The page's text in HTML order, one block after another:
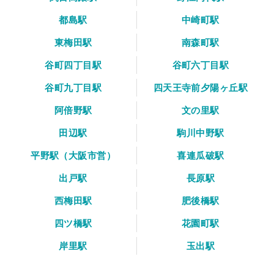
都島駅
中崎町駅
東梅田駅
南森町駅
谷町四丁目駅
谷町六丁目駅
谷町九丁目駅
四天王寺前夕陽ヶ丘駅
阿倍野駅
文の里駅
田辺駅
駒川中野駅
平野駅（大阪市営）
喜連瓜破駅
出戸駅
長原駅
西梅田駅
肥後橋駅
四ツ橋駅
花園町駅
岸里駅
玉出駅